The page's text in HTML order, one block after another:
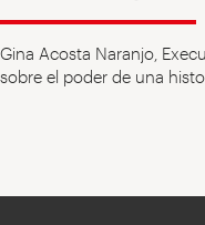
Gina Acosta Naranjo,
sobre el poder de una